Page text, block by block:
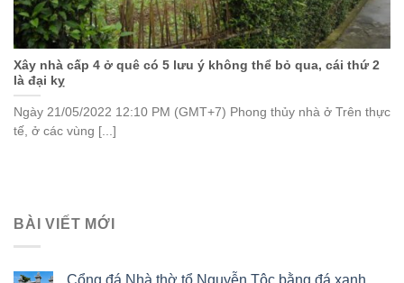
Xây nhà cấp 4 ở quê có 5 lưu ý không thể bỏ qua, cái thứ 2
là đại kỵ
Ngày 21/05/2022 12:10 PM (GMT+7) Phong thủy nhà ở Trên thực
tế, ở các vùng [...]
BÀI VIẾT MỚI
Cổng đá Nhà thờ tổ Nguyễn Tộc bằng đá xanh